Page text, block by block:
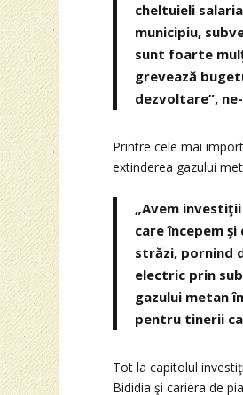
cheltuieli
municipiu,
sunt foarte
grevează
dezvoltare”,
Printre cele mai
extinderea gazului
„Avem
care începem
străzi, pornind
electric prin
gazului metan
pentru tinerii
Tot la capitolul
Bididia şi cariera de